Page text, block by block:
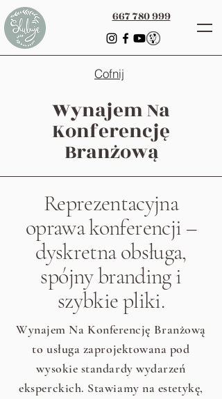
667 780 999
Cofnij
Wynajem Na
Konferencję
Branżową
Reprezentacyjna
oprawa konferencji –
dyskretna obsługa,
spójny branding i
szybkie pliki.
Wynajem Na Konferencję Branżową
to usługa zaprojektowana pod
wysokie standardy wydarzeń
eksperckich. Stawiamy na estetykę,